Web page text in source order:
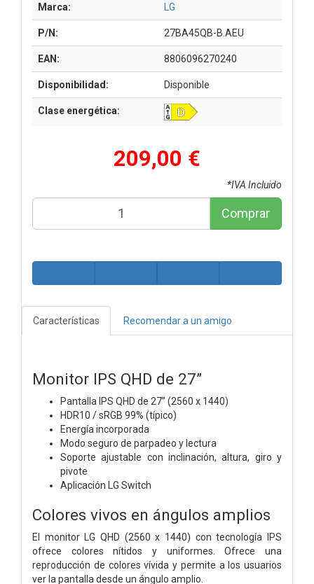
Marca: LG
P/N: 27BA45QB-B.AEU
EAN: 8806096270240
Disponibilidad: Disponible
Clase energética:
209,00 €
*IVA Incluido
Comprar
Características Recomendar a un amigo
Monitor IPS QHD de 27”
Pantalla IPS QHD de 27” (2560 x 1440)
HDR10 / sRGB 99% (típico)
Energía incorporada
Modo seguro de parpadeo y lectura
Soporte ajustable con inclinación, altura, giro y
pivote
Aplicación LG Switch
Colores vivos en ángulos amplios
El monitor LG QHD (2560 x 1440) con tecnología IPS
ofrece colores nítidos y uniformes. Ofrece una
reproducción de colores vívida y permite a los usuarios
ver la pantalla desde un ángulo amplio.